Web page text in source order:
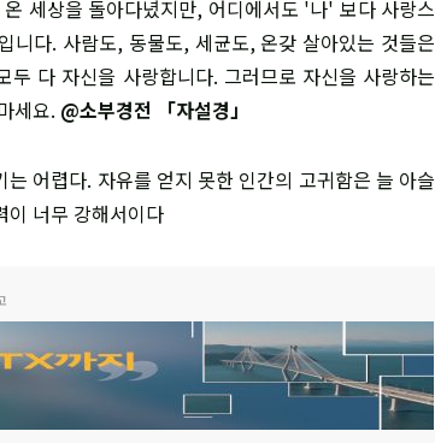
세상을 돌아다녔지만, 어디에서도 '나' 보다 사랑스
니다. 사람도, 동물도, 세균도, 온갖 살아있는 것들은
다 자신을 사랑합니다. 그러므로 자신을 사랑하는
세요. @소부경전 「자설경」
어렵다. 자유를 얻지 못한 인간의 고귀함은 늘 아슬
이 너무 강해서이다